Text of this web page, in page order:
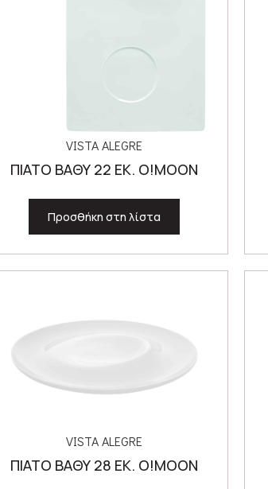
VISTA ALEGRE
ΠΙΑΤΟ ΒΑΘΥ 22 ΕΚ. O!MOON
Προσθήκη στη λίστα
VISTA ALEGRE
ΠΙΑΤΟ ΒΑΘΥ 28 ΕΚ. O!MOON